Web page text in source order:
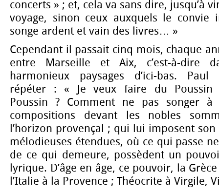
concerts » ; et, cela va sans dire, jusqu’à
voyage, sinon ceux auxquels le convie
songe ardent et vain des livres… »
Cependant il passait cinq mois, chaque
entre Marseille et Aix, c’est-à-dire
harmonieux paysages d’ici-bas.
répéter : « Je veux faire du Poussin
Poussin ? Comment ne pas songer à
compositions devant les nobles
l’horizon provençal ; qui lui imposent son
mélodieuses étendues, où ce qui passe
de ce qui demeure, possèdent un
lyrique. D’âge en âge, ce pouvoir, la
l’Italie à la Provence ; Théocrite à Virgile,